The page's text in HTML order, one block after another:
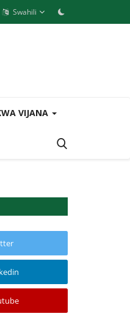
Swahili
VIJANA